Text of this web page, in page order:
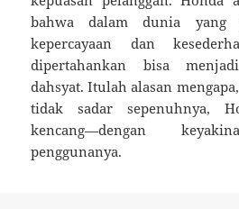
bahwa dalam dunia yang
kepercayaan dan
dipertahankan bisa
dahsyat. Itulah alasan
tidak sadar sepenuhnya,
kencang—dengan
penggunanya.